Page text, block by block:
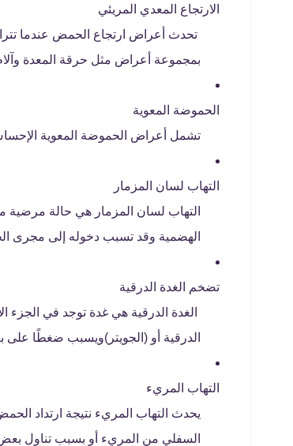
الارتجاع المعدي المريئي
تحدث أعراض ارتجاع الحمض عندما
بمجموعة أعراض مثل حرقة المعدة
الحموضة المعوية
تشمل أعراض الحموضة المعوية
التهاب لسان المزمار
التهاب لسان المزمار هي حالة مرضية
الهضمية وقد تسبب دخوله إلى مجرى
تضخم الغدة الدرقية
الغدة الدرقية هي غدة توجد في الجزء
الدرقية أو (الجويتر)ويسبب ضغطًا
التهاب المريء
يحدث التهاب المريء نتيجة ارتداد
السفلي من المريء أو بسبب تناول بعض